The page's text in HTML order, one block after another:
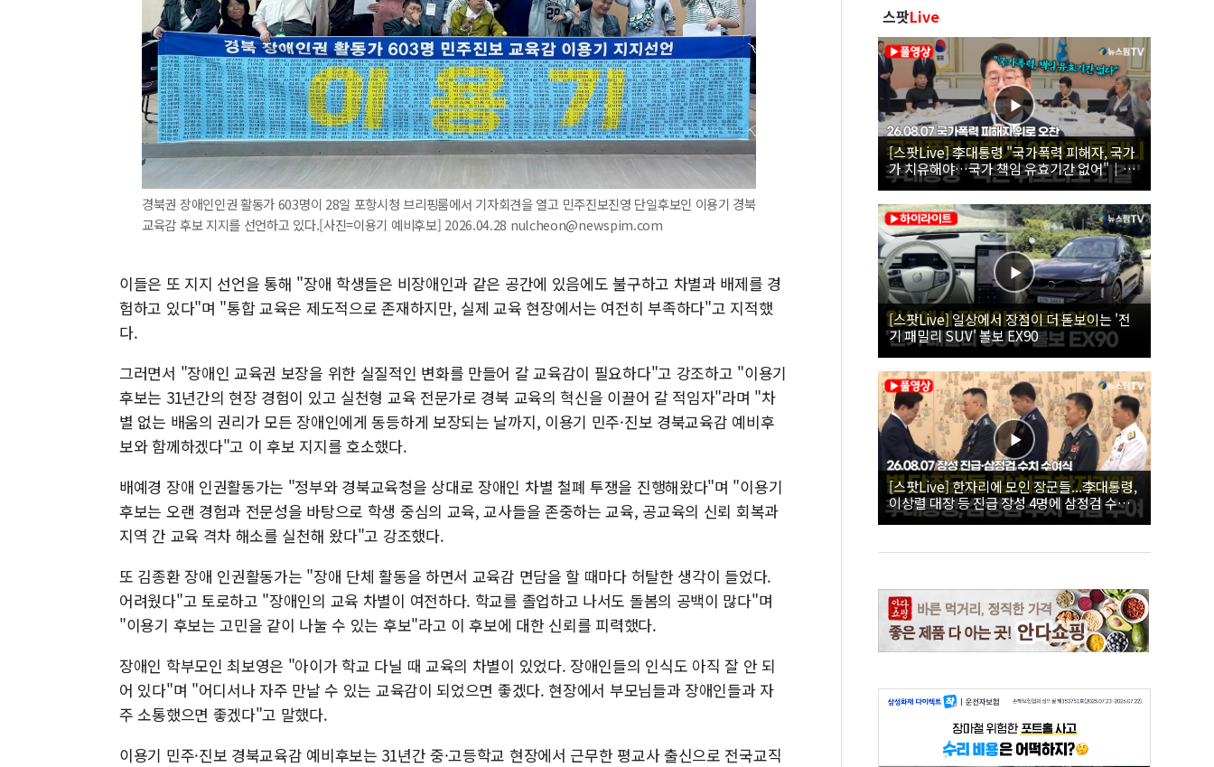
경북권 장애인인권 활동가 603명이 28일 포항시청 브리핑룸에서 기자회견을 열고 민주진보진영 단일후보인 이용기 경북
교육감 후보 지지를 선언하고 있다.[사진=이용기 예비후보] 2026.04.28 nulcheon@newspim.com
이들은 또 지지 선언을 통해 "장애 학생들은 비장애인과 같은 공간에 있음에도 불구하고 차별과 배제를 경
험하고 있다"며 "통합 교육은 제도적으로 존재하지만, 실제 교육 현장에서는 여전히 부족하다"고 지적했
다.
그러면서 "장애인 교육권 보장을 위한 실질적인 변화를 만들어 갈 교육감이 필요하다"고 강조하고 "이용기
후보는 31년간의 현장 경험이 있고 실천형 교육 전문가로 경북 교육의 혁신을 이끌어 갈 적임자"라며 "차
별 없는 배움의 권리가 모든 장애인에게 동등하게 보장되는 날까지, 이용기 민주·진보 경북교육감 예비후
보와 함께하겠다"고 이 후보 지지를 호소했다.
배예경 장애 인권활동가는 "정부와 경북교육청을 상대로 장애인 차별 철폐 투쟁을 진행해왔다"며 "이용기
후보는 오랜 경험과 전문성을 바탕으로 학생 중심의 교육, 교사들을 존중하는 교육, 공교육의 신뢰 회복과
지역 간 교육 격차 해소를 실천해 왔다"고 강조했다.
또 김종환 장애 인권활동가는 "장애 단체 활동을 하면서 교육감 면담을 할 때마다 허탈한 생각이 들었다.
어려웠다"고 토로하고 "장애인의 교육 차별이 여전하다. 학교를 졸업하고 나서도 돌봄의 공백이 많다"며
"이용기 후보는 고민을 같이 나눌 수 있는 후보"라고 이 후보에 대한 신뢰를 피력했다.
장애인 학부모인 최보영은 "아이가 학교 다닐 때 교육의 차별이 있었다. 장애인들의 인식도 아직 잘 안 되
어 있다"며 "어디서나 자주 만날 수 있는 교육감이 되었으면 좋겠다. 현장에서 부모님들과 장애인들과 자
주 소통했으면 좋겠다"고 말했다.
이용기 민주·진보 경북교육감 예비후보는 31년간 중·고등학교 현장에서 근무한 평교사 출신으로 전국교직
스팟Live
[스팟Live] 李대통령 "국가폭력 피해자, 국가
가 치유해야…국가 책임 유효기간 없어"｜
26.08.07 국가폭력 피해자 위로 오찬
[스팟Live] 일상에서 장점이 더 돋보이는 '전
기 패밀리 SUV' 볼보 EX90
[스팟Live] 한자리에 모인 장군들...李대통령,
이상렬 대장 등 진급 장성 4명에 삼정검 수치
직접 수여｜26.08.07 장성 진급·삼정검 수치